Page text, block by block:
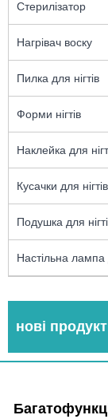
Стерилізатор
Нагрівач воску
Пилка для нігтів
Форми нігтів
Наклейка для
Кусачки для нігтів
Подушка для
Настільна лампа
нові